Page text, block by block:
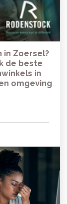
in Zoersel?
de beste
in
omgeving